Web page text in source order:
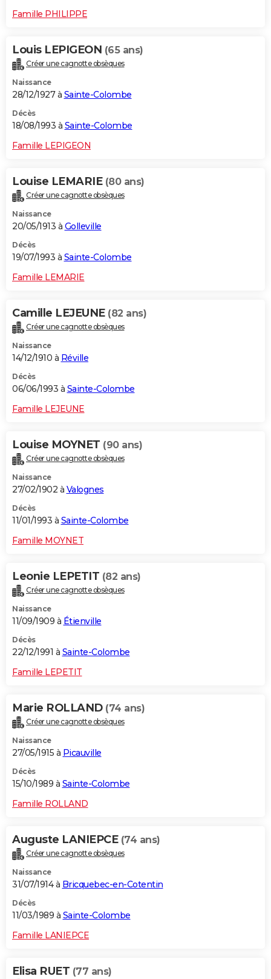
Famille PHILIPPE
Louis LEPIGEON (65 ans)
Créer une cagnotte obsèques
Naissance
28/12/1927 à Sainte-Colombe
Décès
18/08/1993 à Sainte-Colombe
Famille LEPIGEON
Louise LEMARIE (80 ans)
Créer une cagnotte obsèques
Naissance
20/05/1913 à Golleville
Décès
19/07/1993 à Sainte-Colombe
Famille LEMARIE
Camille LEJEUNE (82 ans)
Créer une cagnotte obsèques
Naissance
14/12/1910 à Réville
Décès
06/06/1993 à Sainte-Colombe
Famille LEJEUNE
Louise MOYNET (90 ans)
Créer une cagnotte obsèques
Naissance
27/02/1902 à Valognes
Décès
11/01/1993 à Sainte-Colombe
Famille MOYNET
Leonie LEPETIT (82 ans)
Créer une cagnotte obsèques
Naissance
11/09/1909 à Étienville
Décès
22/12/1991 à Sainte-Colombe
Famille LEPETIT
Marie ROLLAND (74 ans)
Créer une cagnotte obsèques
Naissance
27/05/1915 à Picauville
Décès
15/10/1989 à Sainte-Colombe
Famille ROLLAND
Auguste LANIEPCE (74 ans)
Créer une cagnotte obsèques
Naissance
31/07/1914 à Bricquebec-en-Cotentin
Décès
11/03/1989 à Sainte-Colombe
Famille LANIEPCE
Elisa RUET (77 ans)